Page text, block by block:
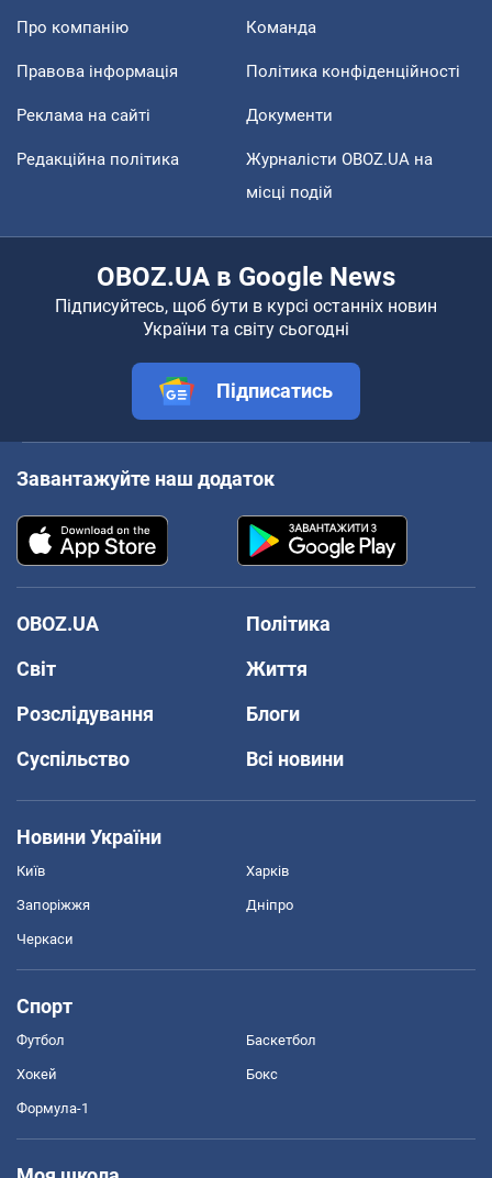
Про компанію Команда
Правова інформація Політика конфіденційності
Реклама на сайті Документи
Редакційна політика
Журналісти OBOZ.UA на
місці подій
OBOZ.UA в Google News
Підписуйтесь, щоб бути в курсі останніх новин
України та світу сьогодні
Підписатись
Завантажуйте наш додаток
OBOZ.UA
Політика
Світ
Життя
Розслідування
Блоги
Суспільство
Всі новини
Новини України
Київ Харків
Запоріжжя Дніпро
Черкаси
Спорт
Футбол Баскетбол
Хокей Бокс
Формула-1